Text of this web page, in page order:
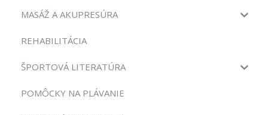
MASÁŽ A AKUPRESÚRA
REHABILITÁCIA
ŠPORTOVÁ LITERATÚRA
POMÔCKY NA PLÁVANIE